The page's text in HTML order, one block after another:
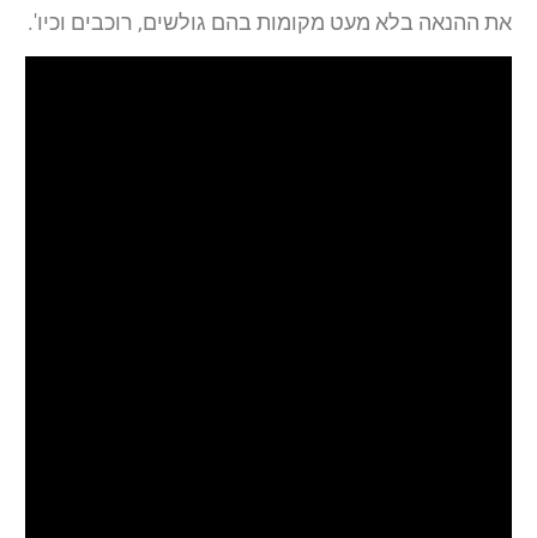
את ההנאה בלא מעט מקומות בהם גולשים, רוכבים וכיו'.